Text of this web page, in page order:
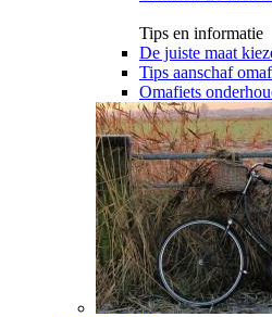
Tips en informatie
De juiste maat
Tips aanschaf
Omafiets